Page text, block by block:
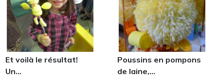
Et voilà le résultat!
Un…
Poussins en pompons
de laine,…